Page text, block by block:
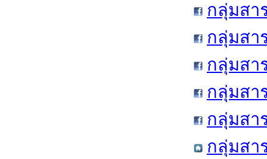
กลุ่มสา
กลุ่มสา
กลุ่มสา
กลุ่มสา
กลุ่มสา
กลุ่มสา